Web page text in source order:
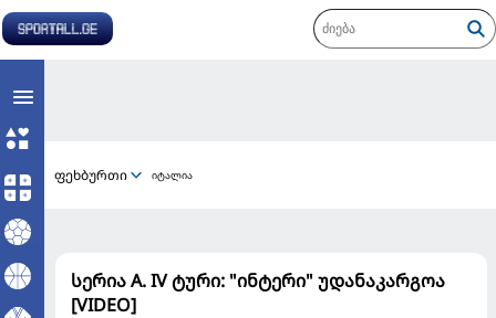
ფეხბურთი იტალია
სერია A. IV ტური: "ინტერი" უდანაკარგოა
[VIDEO]